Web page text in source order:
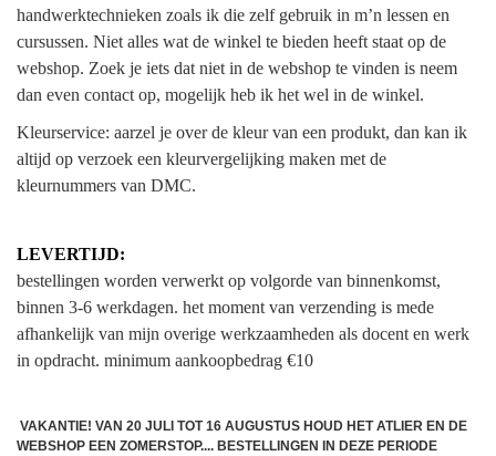
handwerktechnieken zoals ik die zelf gebruik in m’n lessen en
cursussen. Niet alles wat de winkel te bieden heeft staat op de
webshop. Zoek je iets dat niet in de webshop te vinden is neem
dan even contact op, mogelijk heb ik het wel in de winkel.
Kleurservice: aarzel je over de kleur van een produkt, dan kan ik
altijd op verzoek een kleurvergelijking maken met de
kleurnummers van DMC.
LEVERTIJD:
bestellingen worden verwerkt op volgorde van binnenkomst,
binnen 3-6 werkdagen. het moment van verzending is mede
afhankelijk van mijn overige werkzaamheden als docent en werk
in opdracht. minimum aankoopbedrag €10
VAKANTIE! VAN 20 JULI TOT 16 AUGUSTUS HOUD HET ATLIER EN DE
WEBSHOP EEN ZOMERSTOP.... BESTELLINGEN IN DEZE PERIODE